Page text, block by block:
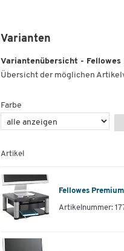
Varianten
Variantenübersicht -
Übersicht der möglichen
Farbe
Artikel
Fellowes
Artikelnummer: